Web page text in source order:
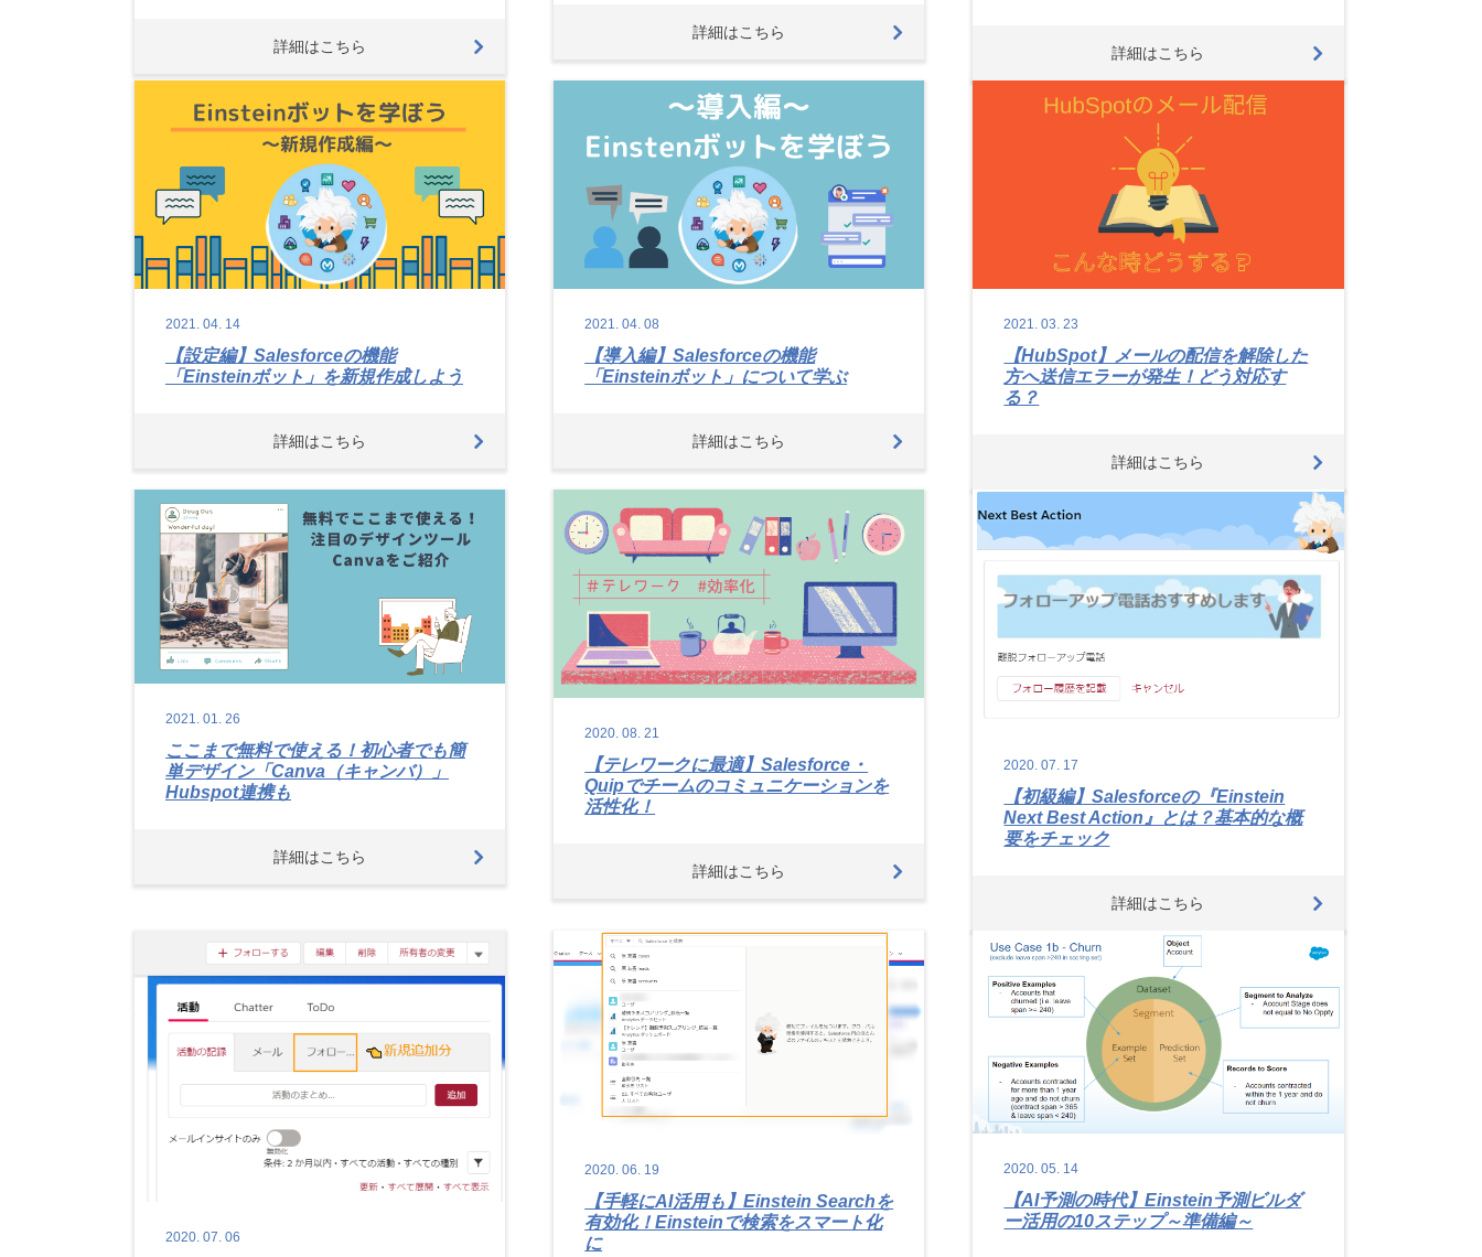
詳細はこちら
詳細はこちら
詳細はこちら
2021. 04. 14
【設定編】Salesforceの機能
「Einsteinボット」を新規作成しよう
詳細はこちら
2021. 04. 08
【導入編】Salesforceの機能
「Einsteinボット」について学ぶ
詳細はこちら
2021. 03. 23
【HubSpot】メールの配信を解除した
方へ送信エラーが発生！どう対応す
る？
詳細はこちら
2021. 01. 26
ここまで無料で使える！初心者でも簡
単デザイン「Canva（キャンバ）」
Hubspot連携も
詳細はこちら
2020. 08. 21
【テレワークに最適】Salesforce・
Quipでチームのコミュニケーションを
活性化！
詳細はこちら
2020. 07. 17
【初級編】Salesforceの『Einstein
Next Best Action』とは？基本的な概
要をチェック
詳細はこちら
2020. 07. 06
2020. 06. 19
【手軽にAI活用も】Einstein Searchを
有効化！Einsteinで検索をスマート化
に
2020. 05. 14
【AI予測の時代】Einstein予測ビルダ
ー活用の10ステップ～準備編～